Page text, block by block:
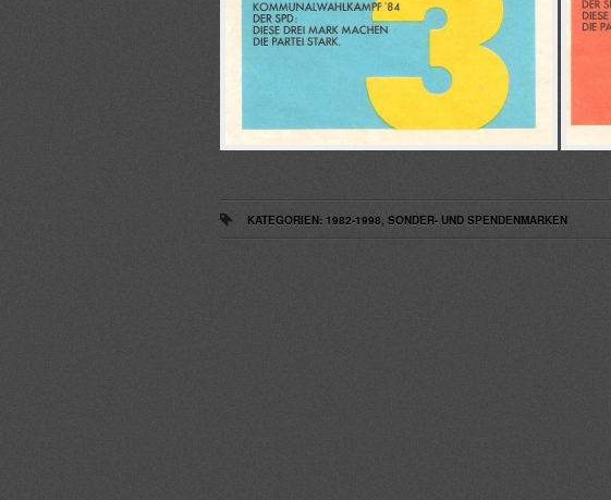
KATEGORIEN: 1982-1998, SONDER- UND SPENDENMARKEN